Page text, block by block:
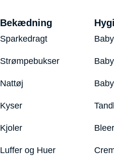
Bekædning
Sparkedragt
Strømpebukser
Nattøj
Kyser
Kjoler
Luffer og Huer
Bleer